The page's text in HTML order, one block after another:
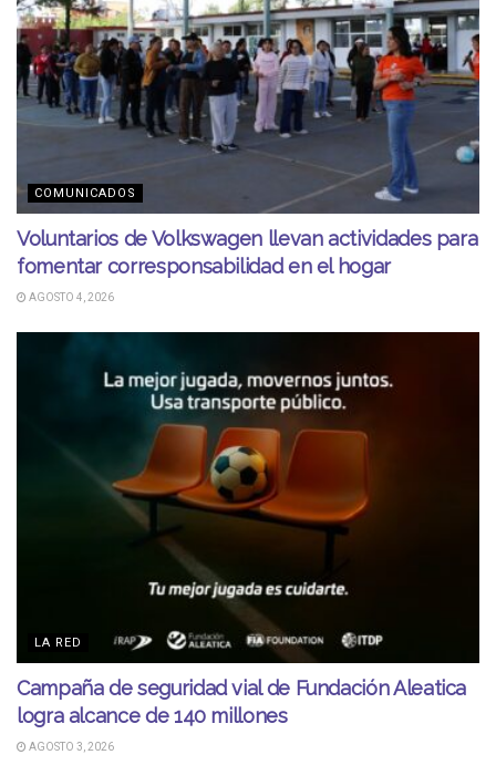
COMUNICADOS
Voluntarios de Volkswagen llevan actividades para
fomentar corresponsabilidad en el hogar
AGOSTO 4, 2026
LA RED
Campaña de seguridad vial de Fundación Aleatica
logra alcance de 140 millones
AGOSTO 3, 2026